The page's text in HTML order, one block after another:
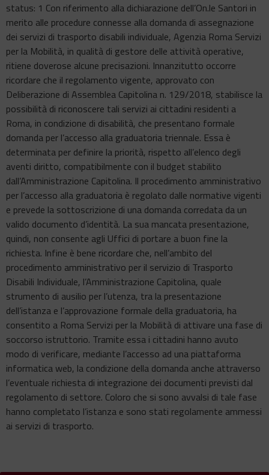
status: 1 Con riferimento alla dichiarazione dell’On.le Santori in
merito alle procedure connesse alla domanda di assegnazione
dei servizi di trasporto disabili individuale, Agenzia Roma Servizi
per la Mobilità, in qualità di gestore delle attività operative,
ritiene doverose alcune precisazioni. Innanzitutto occorre
ricordare che il regolamento vigente, approvato con
Deliberazione di Assemblea Capitolina n. 129/2018, stabilisce la
possibilità di riconoscere tali servizi ai cittadini residenti a
Roma, in condizione di disabilità, che presentano formale
domanda per l’accesso alla graduatoria triennale. Essa è
determinata per definire la priorità, rispetto all’elenco degli
aventi diritto, compatibilmente con il budget stabilito
dall’Amministrazione Capitolina. Il procedimento amministrativo
per l’accesso alla graduatoria è regolato dalle normative vigenti
e prevede la sottoscrizione di una domanda corredata da un
valido documento d’identità. La sua mancata presentazione,
quindi, non consente agli Uffici di portare a buon fine la
richiesta. Infine è bene ricordare che, nell’ambito del
procedimento amministrativo per il servizio di Trasporto
Disabili Individuale, l’Amministrazione Capitolina, quale
strumento di ausilio per l’utenza, tra la presentazione
dell’istanza e l’approvazione formale della graduatoria, ha
consentito a Roma Servizi per la Mobilità di attivare una fase di
soccorso istruttorio. Tramite essa i cittadini hanno avuto
modo di verificare, mediante l’accesso ad una piattaforma
informatica web, la condizione della domanda anche attraverso
l’eventuale richiesta di integrazione dei documenti previsti dal
regolamento di settore. Coloro che si sono avvalsi di tale fase
hanno completato l’istanza e sono stati regolamente ammessi
ai servizi di trasporto.